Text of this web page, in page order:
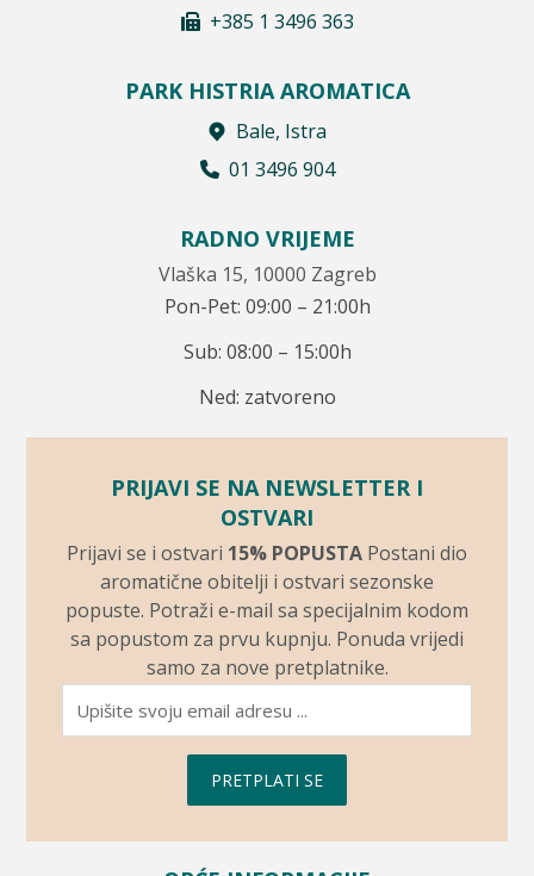
+385 1 3496 363
PARK HISTRIA AROMATICA
Bale, Istra
01 3496 904
RADNO VRIJEME
Vlaška 15, 10000 Zagreb
Pon-Pet: 09:00 – 21:00h
Sub: 08:00 – 15:00h
Ned: zatvoreno
PRIJAVI SE NA NEWSLETTER I
OSTVARI
Prijavi se i ostvari 15% POPUSTA Postani dio
aromatične obitelji i ostvari sezonske
popuste. Potraži e-mail sa specijalnim kodom
sa popustom za prvu kupnju. Ponuda vrijedi
samo za nove pretplatnike.
PRETPLATI SE